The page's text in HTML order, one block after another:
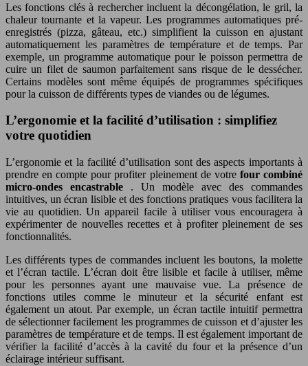
Les fonctions clés à rechercher incluent la décongélation, le gril, la
chaleur tournante et la vapeur. Les programmes automatiques pré-
enregistrés (pizza, gâteau, etc.) simplifient la cuisson en ajustant
automatiquement les paramètres de température et de temps. Par
exemple, un programme automatique pour le poisson permettra de
cuire un filet de saumon parfaitement sans risque de le dessécher.
Certains modèles sont même équipés de programmes spécifiques
pour la cuisson de différents types de viandes ou de légumes.
L’ergonomie et la facilité d’utilisation : simplifiez
votre quotidien
L’ergonomie et la facilité d’utilisation sont des aspects importants à
prendre en compte pour profiter pleinement de votre four combiné
micro-ondes encastrable . Un modèle avec des commandes
intuitives, un écran lisible et des fonctions pratiques vous facilitera la
vie au quotidien. Un appareil facile à utiliser vous encouragera à
expérimenter de nouvelles recettes et à profiter pleinement de ses
fonctionnalités.
Les différents types de commandes incluent les boutons, la molette
et l’écran tactile. L’écran doit être lisible et facile à utiliser, même
pour les personnes ayant une mauvaise vue. La présence de
fonctions utiles comme le minuteur et la sécurité enfant est
également un atout. Par exemple, un écran tactile intuitif permettra
de sélectionner facilement les programmes de cuisson et d’ajuster les
paramètres de température et de temps. Il est également important de
vérifier la facilité d’accès à la cavité du four et la présence d’un
éclairage intérieur suffisant.